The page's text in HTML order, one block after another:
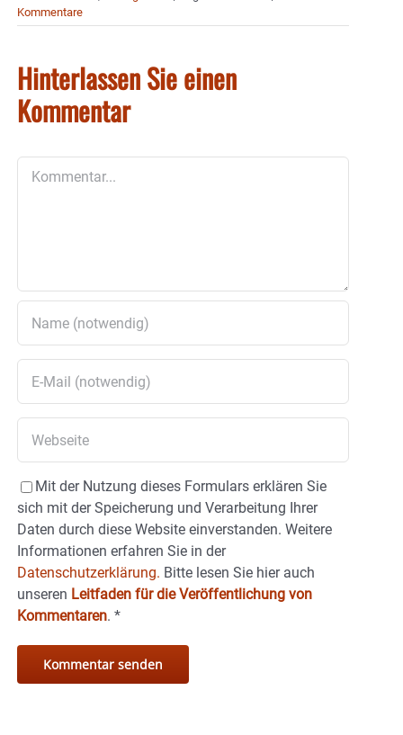
Kommentare
Hinterlassen Sie einen
Kommentar
Mit der Nutzung dieses Formulars erklären Sie
sich mit der Speicherung und Verarbeitung Ihrer
Daten durch diese Website einverstanden. Weitere
Informationen erfahren Sie in der
Datenschutzerklärung. Bitte lesen Sie hier auch
unseren Leitfaden für die Veröffentlichung von
Kommentaren. *